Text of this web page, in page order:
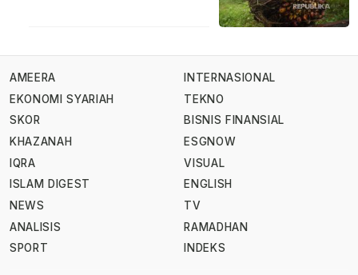
AMEERA
EKONOMI SYARIAH
SKOR
KHAZANAH
IQRA
ISLAM DIGEST
NEWS
ANALISIS
SPORT
INTERNASIONAL
TEKNO
BISNIS FINANSIAL
ESGNOW
VISUAL
ENGLISH
TV
RAMADHAN
INDEKS